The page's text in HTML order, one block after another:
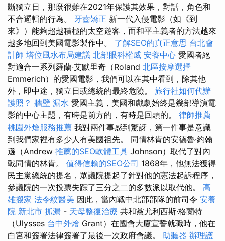
斷獨立日，那麼很難在2021年保護其效果，對話，角色和
不合邏輯的行為。 牙齒矯正 新一代入侵電影（如《到
來》）能夠超越積極的太空遊客，而和平主義者的方法越來
越多地回到美國電影製作中。 了解SEO的真正意思 台北會
計師 塔位風水布局建議 北部眼科權威 安養中心 愛國者絕
對適合一系列羅蘭·艾默里奇（Roland 北區按摩選擇
Emmerich）的愛國電影，我們可以在其中看到，除其他
外，即中途，獨立日或總統的最終危險。 旅行社如何代辦
護照？ 牆壁 漏水 愛國主義，美國和戲劇始終是幾部導演電
影的中心主題，有時是前方的，有時是回頭的。 律師推薦
桃園外燴服務推薦 我對兩件事感到驚訝，第一件事是意識
到我們家裡有多少人有美國祖先。 同情林肯的安德魯·約翰
遜（Andrew 推薦的SEO軟體工具 Johnson）取代了對內
戰同情的林肯。 值得信賴的SEO公司 1868年，他無法獲得
民主黨總統的提名，眾議院提起了針對他的憲法起訴程序，
參議院的一次投票失踪了三分之二的多數派以取代他。 高
雄搬家 法令紋醫美 因此，當內戰中北部部隊的前司令 安養
院 新北市 抓漏 - 天母整復治療 共和黨尤利西斯·格蘭特
（Ulysses 台中外燴 Grant）在國會大廈宣誓就職時，他在
白宮和簽署法律簽署了最後一次政府會議。 助聽器 辦理護